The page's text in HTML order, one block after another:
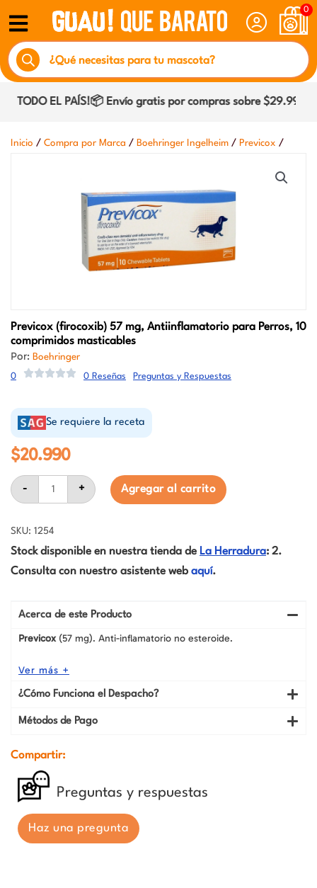
contenido
0
Búsqueda
de
productos
TODO EL PAÍS!📦 Envío gratis por compras sobre $29.990
Inicio / Compra por Marca / Boehringer Ingelheim / Previcox /
Previcox (firocoxib) 57 mg, Antiinflamatorio para Perros, 10
comprimidos masticables
Por: Boehringer
0 0 Reseñas Preguntas y Respuestas
Se requiere la receta
$20.990
-
(firocoxib)
57
Antiinflamatorio
Perros,
10
comprimidos
+ Agregar al carrito
SKU: 1254
Stock disponible en nuestra tienda de La Herradura: 2.
Consulta con nuestro asistente web aquí.
Acerca de este Producto
Previcox(57 mg). Anti-inflamatorio no esteroide.
Ver más +
¿Cómo Funciona el Despacho?
Métodos de Pago
Compartir:
Preguntas y respuestas
Haz una pregunta